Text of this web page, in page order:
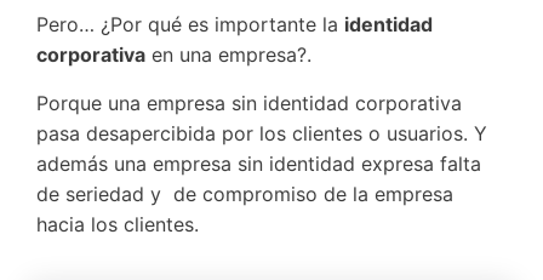
Pero… ¿Por qué es importante la identidad
corporativa en una empresa?.
Porque una empresa sin identidad corporativa
pasa desapercibida por los clientes o usuarios. Y
además una empresa sin identidad expresa falta
de seriedad y de compromiso de la empresa
hacia los clientes.